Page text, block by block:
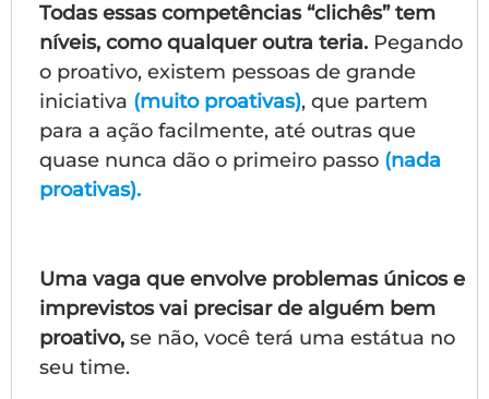
Todas essas competências “clichês” tem
níveis, como qualquer outra teria. Pegando
o proativo, existem pessoas de grande
iniciativa (muito proativas), que partem
para a ação facilmente, até outras que
quase nunca dão o primeiro passo (nada
proativas).
Uma vaga que envolve problemas únicos e
imprevistos vai precisar de alguém bem
proativo, se não, você terá uma estátua no
seu time.